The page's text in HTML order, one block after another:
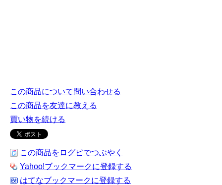
この商品について問い合わせる
この商品を友達に教える
買い物を続ける
この商品をログピでつぶやく
Yahoo!ブックマークに登録する
はてなブックマークに登録する